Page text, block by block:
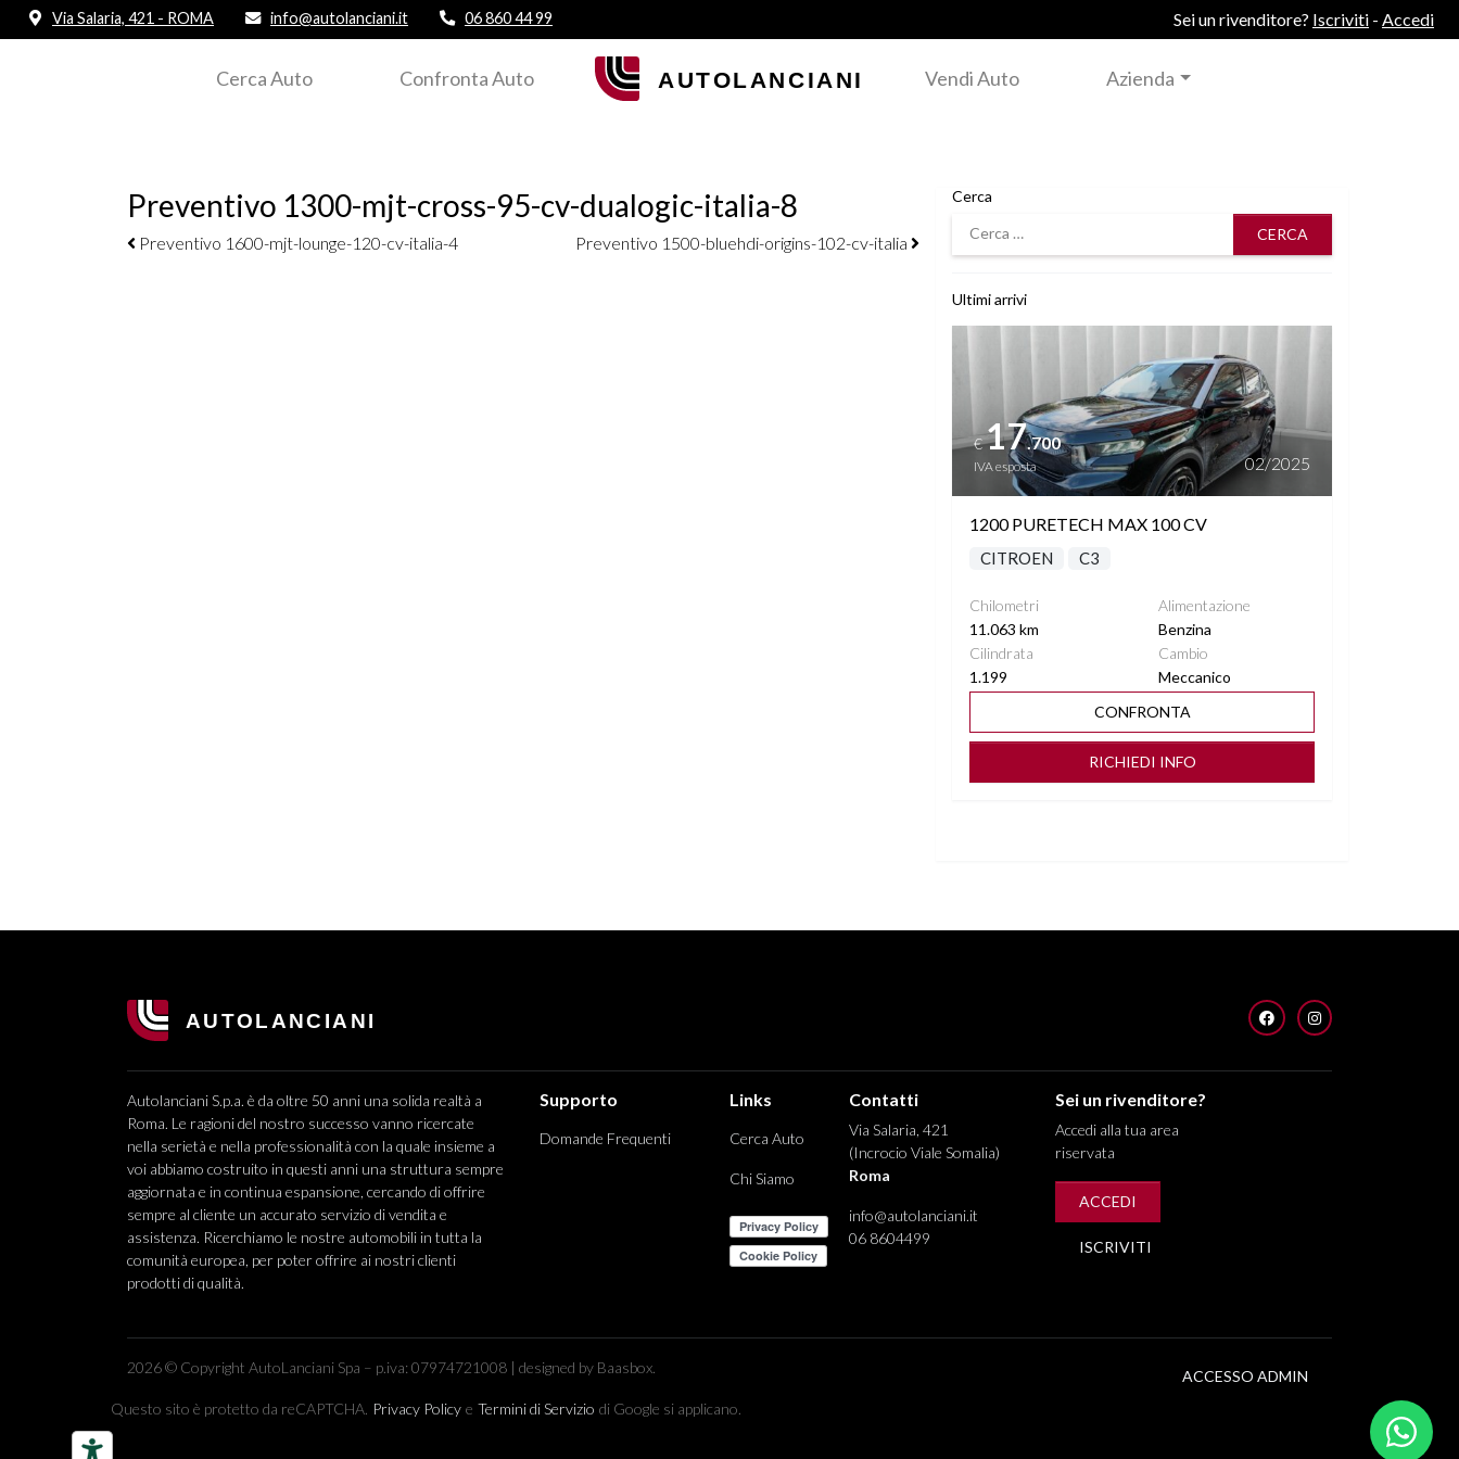
Via Salaria, 421 - ROMA info@autolanciani.it 06 860 44 99 Sei un rivenditore? Iscriviti - Accedi
Cerca Auto Confronta Auto Vendi Auto Azienda
Preventivo 1300-mjt-cross-95-cv-dualogic-italia-8
Navigazione elementi
Preventivo 1600-mjt-lounge-120-cv-italia-4 Preventivo 1500-bluehdi-origins-102-cv-italia
Cerca
Cerca
Ultimi arrivi
Vedi dettagli
€17.700
IVA esposta 02/2025
1200 PURETECH MAX 100 CV
CITROEN C3
Chilometri
11.063 km
Alimentazione
Benzina
Cilindrata
1.199
Cambio
Meccanico
CONFRONTA
RICHIEDI INFO
FACEBOOKINSTAGRAM
Autolanciani S.p.a. è da oltre 50 anni una solida realtà a
Roma. Le ragioni del nostro successo vanno ricercate
nella serietà e nella professionalità con la quale insieme a
voi abbiamo costruito in questi anni una struttura sempre
aggiornata e in continua espansione, cercando di offrire
sempre al cliente un accurato servizio di vendita e
assistenza. Ricerchiamo le nostre automobili in tutta la
comunità europea, per poter offrire ai nostri clienti
prodotti di qualità.
Supporto
Domande Frequenti
Links
Cerca Auto
Chi Siamo
Contatti
Via Salaria, 421
(Incrocio Viale Somalia)
Roma
info@autolanciani.it
06 8604499
Sei un rivenditore?
Accedi alla tua area
riservata
ACCEDI
ISCRIVITI
2026 © Copyright AutoLanciani Spa – p.iva: 07974721008 | designed by Baasbox.
ACCESSO ADMIN
Questo sito è protetto da reCAPTCHA. Privacy Policy e Termini di Servizio di Google si applicano.